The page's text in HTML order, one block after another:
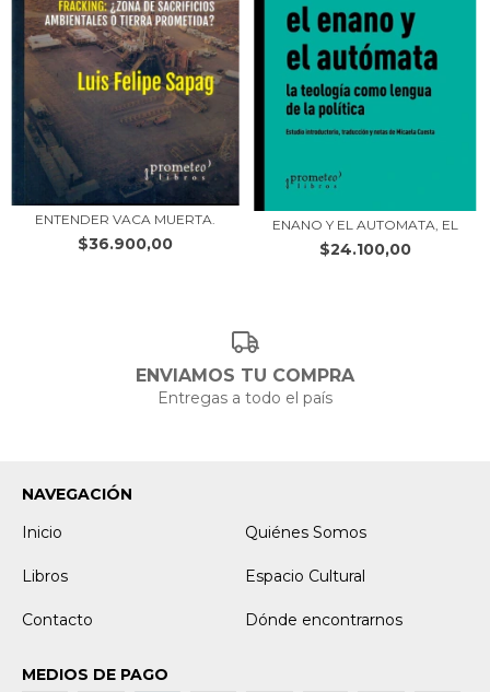
ENTENDER VACA MUERTA.
$36.900,00
ENANO Y EL AUTOMATA, EL
$24.100,00
ENVIAMOS TU COMPRA
Entregas a todo el país
NAVEGACIÓN
Inicio
Quiénes Somos
Libros Espacio Cultural
Contacto Dónde encontrarnos
MEDIOS DE PAGO